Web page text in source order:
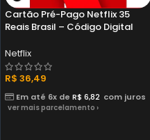
Cartão Pré-Pago Netflix 35
Reais Brasil – Código Digital
Netflix
R$ 36,49
Em até 6x de R$ 6,82 com juros
ver mais parcelamento ›